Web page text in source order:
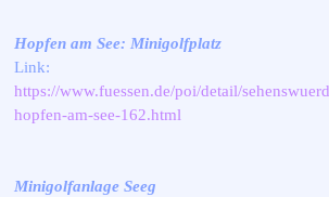
Hopfen am See: Minigolfplatz
Link:
https://www.fuessen.de/poi/detail/
hopfen-am-see-162.html
Minigolfanlage Seeg